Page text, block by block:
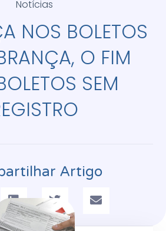
Notícias
NOS BOLETOS
O FIM
SEM
Artigo